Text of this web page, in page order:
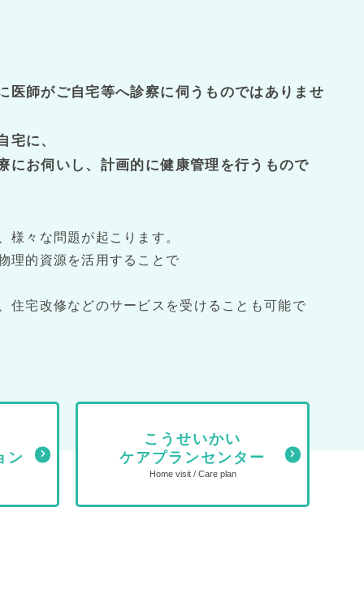
医師がご自宅等へ診察に伺うものではありませ
宅に、
にお伺いし、計画的に健康管理を行うもので
様々な問題が起こります。
理的資源を活用することで
住宅改修などのサービスを受けることも可能で
ン
こうせいかい
ケアプランセンター
Home visit / Care plan